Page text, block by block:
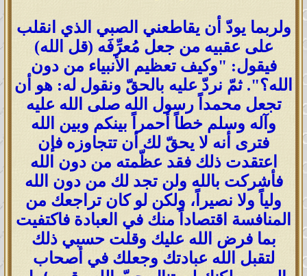
ولربما يودّ أن يقاطعني الصبي الذي انقلب
على عقبيه من جعل مُعرِّفَه (قل الله)
فيقول: "وكيف تعظيم الأنبياء من دون
الله؟". ثمّ نردّ عليه بالحقّ ونقول له: هو أن
تجعل محمداً رسول الله صلى الله عليه
وآله وسلم خطاً أحمراً بينكم وبين الله
فترى أنه لا يحقّ لك أن تتجاوزه فإن
اعتقدت ذلك فقد عظّمته من دون الله
فأشركت بالله ولن تجد لك من دون الله
ولياً ولا نصيراً، ولكن لو كان تراجعك من
المنافسة اقتصاداً منك في العبادة فاكتفيت
بما فرض الله عليك وقلت حسبي ذلك
لتقبل الله عبادتك وجعلك في أصحاب